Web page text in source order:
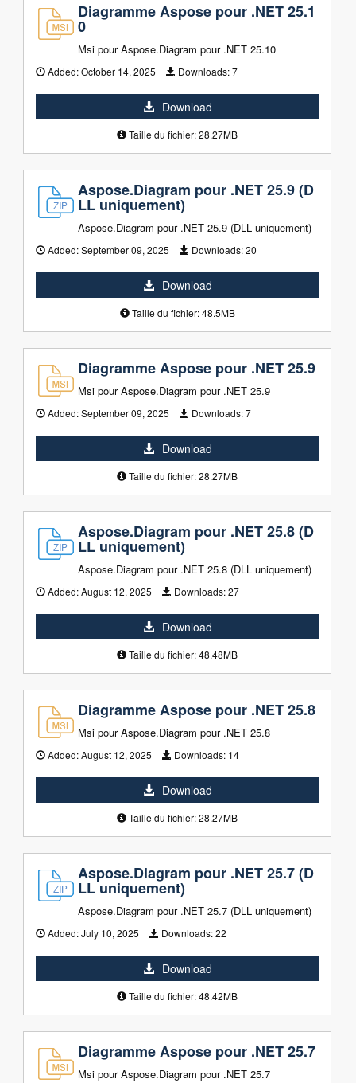
Diagramme Aspose pour .NET 25.1
0
Msi pour Aspose.Diagram pour .NET 25.10
Added:October 14, 2025 Downloads:7
Download
Taille du fichier: 28.27MB
Aspose.Diagram pour .NET 25.9 (D
LL uniquement)
Aspose.Diagram pour .NET 25.9 (DLL uniquement)
Added:September 09, 2025 Downloads:20
Download
Taille du fichier: 48.5MB
Diagramme Aspose pour .NET 25.9
Msi pour Aspose.Diagram pour .NET 25.9
Added:September 09, 2025 Downloads:7
Download
Taille du fichier: 28.27MB
Aspose.Diagram pour .NET 25.8 (D
LL uniquement)
Aspose.Diagram pour .NET 25.8 (DLL uniquement)
Added:August 12, 2025 Downloads:27
Download
Taille du fichier: 48.48MB
Diagramme Aspose pour .NET 25.8
Msi pour Aspose.Diagram pour .NET 25.8
Added:August 12, 2025 Downloads: 14
Download
Taille du fichier: 28.27MB
Aspose.Diagram pour .NET 25.7 (D
LL uniquement)
Aspose.Diagram pour .NET 25.7 (DLL uniquement)
Added:July 10, 2025 Downloads:22
Download
Taille du fichier: 48.42MB
Diagramme Aspose pour .NET 25.7
Msi pour Aspose.Diagram pour .NET 25.7